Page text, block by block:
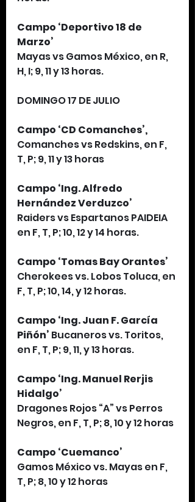
Campo ‘Deportivo 18 de
Marzo’
Mayas vs Gamos México, en R,
H, I; 9, 11 y 13 horas.
DOMINGO 17 DE JULIO
Campo ‘CD Comanches’,
Comanches vs Redskins, en F,
T, P; 9, 11 y 13 horas
Campo ‘Ing. Alfredo
Hernández Verduzco’
Raiders vs Espartanos PAIDEIA
en F, T, P; 10, 12 y 14 horas.
Campo ‘Tomas Bay Orantes’
Cherokees vs. Lobos Toluca, en
F, T, P; 10, 14, y 12 horas.
Campo ‘Ing. Juan F. García
Piñón’ Bucaneros vs. Toritos,
en F, T, P; 9, 11, y 13 horas.
Campo ‘Ing. Manuel Rerjis
Hidalgo’
Dragones Rojos “A” vs Perros
Negros, en F, T, P; 8, 10 y 12 horas
Campo ‘Cuemanco’
Gamos México vs. Mayas en F,
T, P; 8, 10 y 12 horas